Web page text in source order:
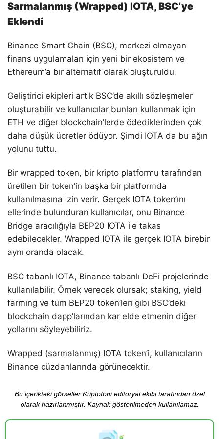
Sarmalanmış (Wrapped) IOTA, BSC’ye
Eklendi
Binance Smart Chain (BSC), merkezi olmayan
finans uygulamaları için yeni bir ekosistem ve
Ethereum’a bir alternatif olarak oluşturuldu.
Geliştirici ekipleri artık BSC’de akıllı sözleşmeler
oluşturabilir ve kullanıcılar bunları kullanmak için
ETH ve diğer blockchain’lerde ödediklerinden çok
daha düşük ücretler ödüyor. Şimdi IOTA da bu ağın
yolunu tuttu.
Bir wrapped token, bir kripto platformu tarafından
üretilen bir token’in başka bir platformda
kullanılmasına izin verir. Gerçek IOTA token’ını
ellerinde bulunduran kullanıcılar, onu Binance
Bridge aracılığıyla BEP20 IOTA ile takas
edebilecekler. Wrapped IOTA ile gerçek IOTA birebir
aynı oranda olacak.
BSC tabanlı IOTA, Binance tabanlı DeFi projelerinde
kullanılabilir. Örnek verecek olursak; staking, yield
farming ve tüm BEP20 token’leri gibi BSC’deki
blockchain dapp’larından kar elde etmenin diğer
yollarını söyleyebiliriz.
Wrapped (sarmalanmış) IOTA token’i, kullanıcıların
Binance cüzdanlarında görünecektir.
Bu içerikteki görseller Kriptofoni editoryal ekibi tarafından özel
olarak hazırlanmıştır. Kaynak gösterilmeden kullanılamaz.